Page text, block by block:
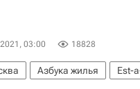
03:00 18828
Азбука жилья Est-